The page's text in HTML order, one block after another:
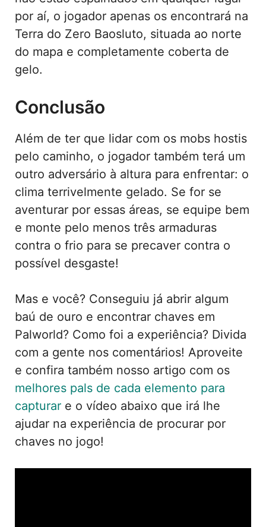
por aí, o jogador apenas os encontrará na
Terra do Zero Baosluto, situada ao norte
do mapa e completamente coberta de
gelo.
Conclusão
Além de ter que lidar com os mobs hostis
pelo caminho, o jogador também terá um
outro adversário à altura para enfrentar: o
clima terrivelmente gelado. Se for se
aventurar por essas áreas, se equipe bem
e monte pelo menos três armaduras
contra o frio para se precaver contra o
possível desgaste!
Mas e você? Conseguiu já abrir algum
baú de ouro e encontrar chaves em
Palworld? Como foi a experiência? Divida
com a gente nos comentários! Aproveite
e confira também nosso artigo com os
melhores pals de cada elemento para
capturar e o vídeo abaixo que irá lhe
ajudar na experiência de procurar por
chaves no jogo!